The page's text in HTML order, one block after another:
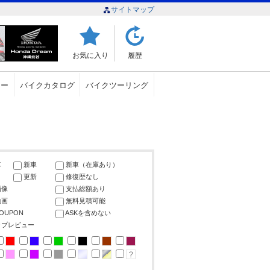
サイトマップ
お気に入り 履歴
バイクカタログ バイクツーリング
新車
新車（在庫あり）
更新
修復歴なし
支払総額あり
画
無料見積可能
ASKを含めない
プレビュー